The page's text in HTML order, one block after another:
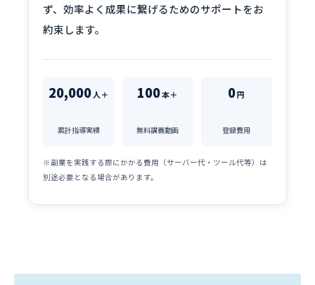
ず、効率よく成果に繋げるためのサポートをお
約束します。
20,000人＋
累計指導実績
100本＋
無料講義動画
0円
登録費用
※副業を実践する際にかかる費用（サーバー代・ツール代等）は
別途必要となる場合があります。